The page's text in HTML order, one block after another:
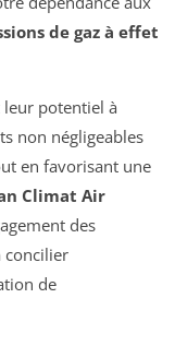
de gaz à effet
potentiel à
non négligeables
en favorisant une
Climat Air
des
concilier
de